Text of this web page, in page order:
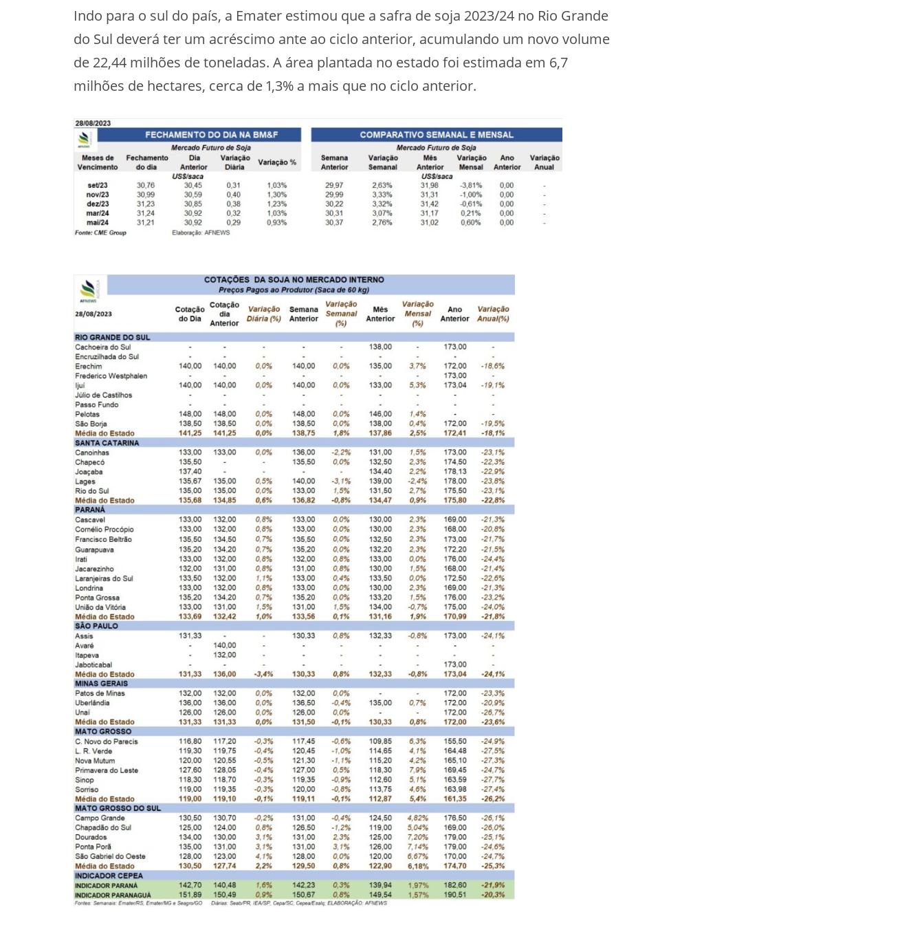
Indo para o sul do país, a Emater estimou que a safra de soja 2023/24 no Rio Grande
do Sul deverá ter um acréscimo ante ao ciclo anterior, acumulando um novo volume
de 22,44 milhões de toneladas. A área plantada no estado foi estimada em 6,7
milhões de hectares, cerca de 1,3% a mais que no ciclo anterior.